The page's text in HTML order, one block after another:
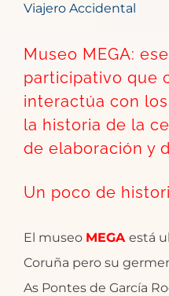
Viajero Accidental
Museo MEGA:
participativo que
interactúa con
la historia de la
de elaboración y
Un poco de
El museo MEGA está
Coruña pero su
As Pontes de García